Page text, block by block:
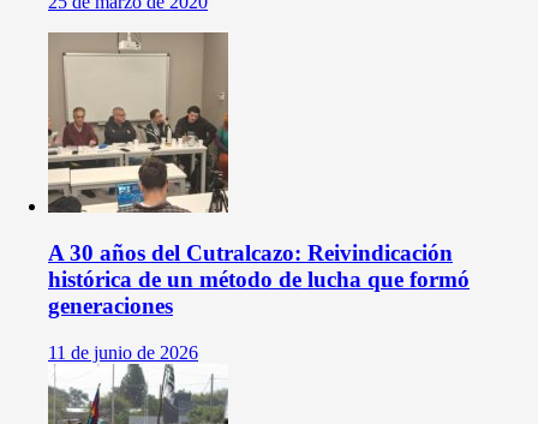
A 30 años del Cutralcazo: Reivindicación
histórica de un método de lucha que formó
generaciones
11 de junio de 2026